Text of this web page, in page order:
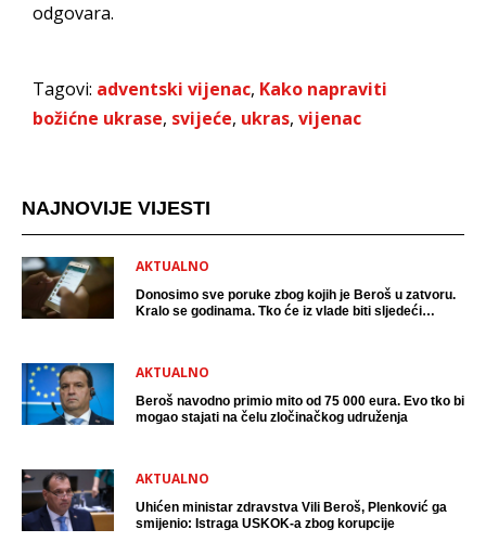
odgovara.
Tagovi: adventski vijenac, Kako napraviti
božićne ukrase, svijeće, ukras, vijenac
NAJNOVIJE VIJESTI
AKTUALNO
Donosimo sve poruke zbog kojih je Beroš u zatvoru.
Kralo se godinama. Tko će iz vlade biti sljedeći
AKTUALNO
Beroš navodno primio mito od 75 000 eura. Evo tko bi
mogao stajati na čelu zločinačkog udruženja
AKTUALNO
Uhićen ministar zdravstva Vili Beroš, Plenković ga
smijenio: Istraga USKOK-a zbog korupcije